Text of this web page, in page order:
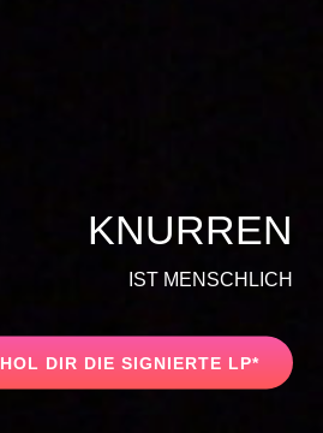
KNURREN
IST MENSCHLICH
HOL DIR DIE SIGNIERTE LP*HOL
DIR